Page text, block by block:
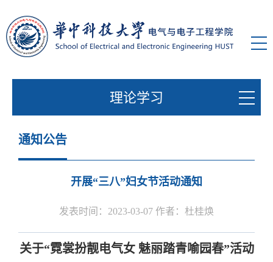
理论学习
通知公告
开展“三八”妇女节活动通知
发表时间：2023-03-07 作者：杜桂焕
关于“霓裳扮靓电气女 魅丽踏青喻园春”活动